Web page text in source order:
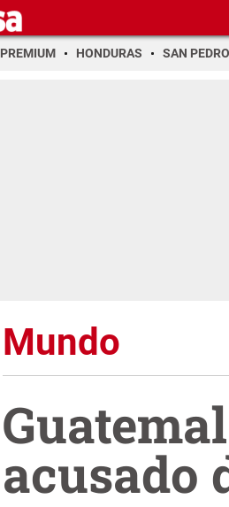
PREMIUM HONDURAS SAN PEDRO
Mundo
acusado